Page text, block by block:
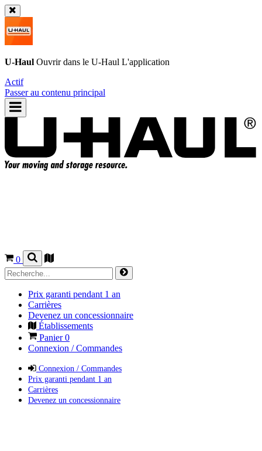
U-Haul Ouvrir dans le U-Haul L'application
Actif
Passer au contenu principal
0
Prix garanti pendant 1 an
Carrières
Devenez un concessionnaire
Établissements
Panier0
Connexion / Commandes
Connexion / Commandes
Prix garanti pendant 1 an
Carrières
Devenez un concessionnaire